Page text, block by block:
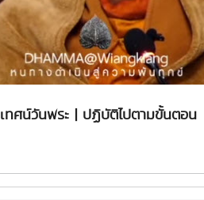
เทศน์วันพระ | ปฏิบัติไปตามขั้นตอน